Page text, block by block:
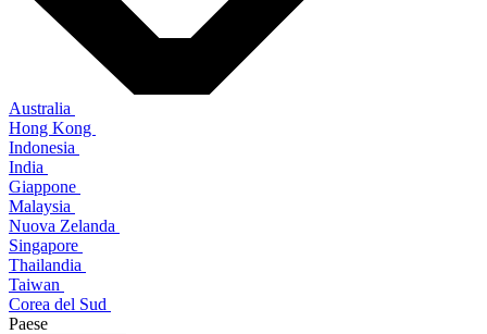
Australia
Hong Kong
Indonesia
India
Giappone
Malaysia
Nuova Zelanda
Singapore
Thailandia
Taiwan
Corea del Sud
Paese